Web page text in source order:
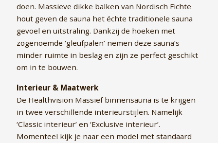
doen. Massieve dikke balken van Nordisch Fichte
hout geven de sauna het échte traditionele sauna
gevoel en uitstraling. Dankzij de hoeken met
zogenoemde ‘gleufpalen’ nemen deze sauna’s
minder ruimte in beslag en zijn ze perfect geschikt
om in te bouwen.
Interieur & Maatwerk
De Healthvision Massief binnensauna is te krijgen
in twee verschillende interieurstijlen. Namelijk
‘Classic interieur’ en ‘Exclusive interieur’.
Momenteel kijk je naar een model met standaard